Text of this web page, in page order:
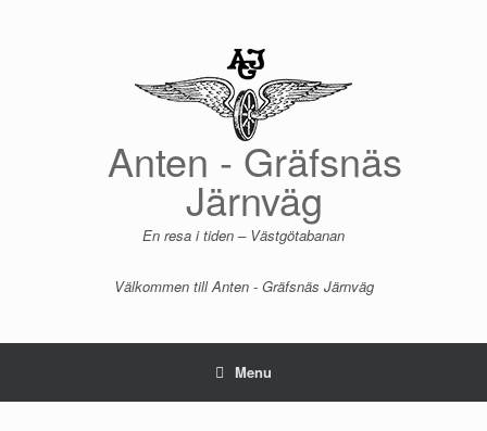
Anten - Gräfsnäs
Järnväg
En resa i tiden – Västgötabanan
Välkommen till Anten - Gräfsnäs Järnväg
Menu